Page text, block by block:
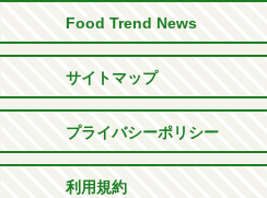
Food Trend News
サイトマップ
プライバシーポリシー
利用規約